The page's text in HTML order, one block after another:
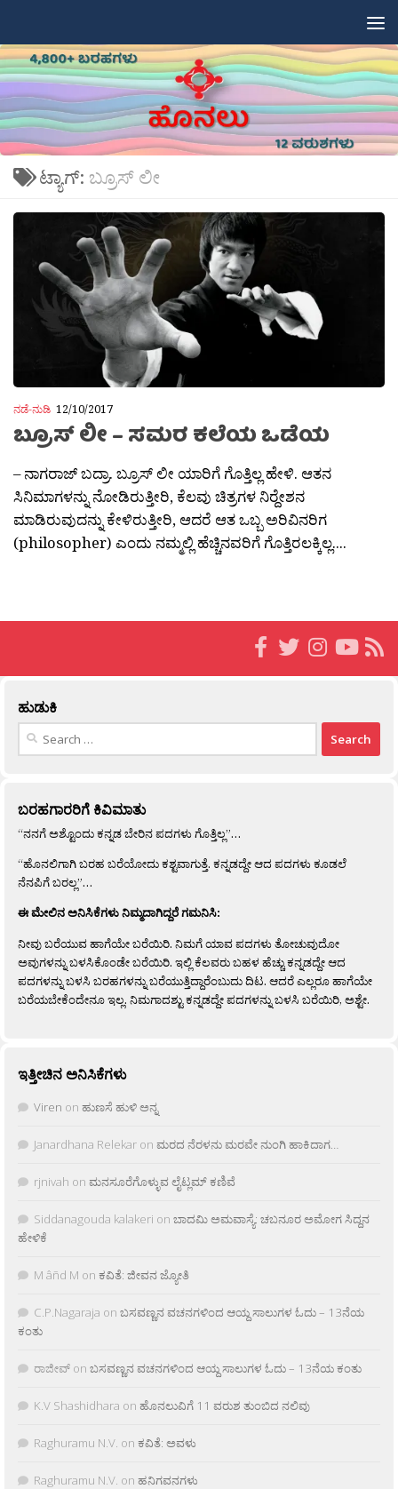
ಟ್ಯಾಗ್: ಬ್ರೂಸ್ ಲೀ
ನಡೆ-ನುಡಿ 12/10/2017
ಬ್ರೂಸ್ ಲೀ – ಸಮರ ಕಲೆಯ ಒಡೆಯ
– ನಾಗರಾಜ್ ಬದ್ರಾ. ಬ್ರೂಸ್ ಲೀ ಯಾರಿಗೆ ಗೊತ್ತಿಲ್ಲ ಹೇಳಿ. ಆತನ
ಸಿನಿಮಾಗಳನ್ನು ನೋಡಿರುತ್ತೀರಿ, ಕೆಲವು ಚಿತ್ರಗಳ ನಿರ‍್ದೇಶನ
ಮಾಡಿರುವುದನ್ನು ಕೇಳಿರುತ್ತೀರಿ, ಆದರೆ ಆತ ಒಬ್ಬ ಅರಿವಿನರಿಗ
(philosopher) ಎಂದು ನಮ್ಮಲ್ಲಿ ಹೆಚ್ಚಿನವರಿಗೆ ಗೊತ್ತಿರಲಕ್ಕಿಲ್ಲ....
ಹುಡುಕಿ
Search
ಬರಹಗಾರರಿಗೆ ಕಿವಿಮಾತು
“ನನಗೆ ಅಶ್ಟೊಂದು ಕನ್ನಡ ಬೇರಿನ ಪದಗಳು ಗೊತ್ತಿಲ್ಲ”…
“ಹೊನಲಿಗಾಗಿ ಬರಹ ಬರೆಯೋದು ಕಶ್ಟವಾಗುತ್ತೆ. ಕನ್ನಡದ್ದೇ ಆದ ಪದಗಳು ಕೂಡಲೆ
ನೆನಪಿಗೆ ಬರಲ್ಲ”…
ಈ ಮೇಲಿನ ಅನಿಸಿಕೆಗಳು ನಿಮ್ಮದಾಗಿದ್ದರೆ ಗಮನಿಸಿ:
ನೀವು ಬರೆಯುವ ಹಾಗೆಯೇ ಬರೆಯಿರಿ. ನಿಮಗೆ ಯಾವ ಪದಗಳು ತೋಚುವುದೋ
ಅವುಗಳನ್ನು ಬಳಸಿಕೊಂಡೇ ಬರೆಯಿರಿ. ಇಲ್ಲಿ ಕೆಲವರು ಬಹಳ ಹೆಚ್ಚು ಕನ್ನಡದ್ದೇ ಆದ
ಪದಗಳನ್ನು ಬಳಸಿ ಬರಹಗಳನ್ನು ಬರೆಯುತ್ತಿದ್ದಾರೆಂಬುದು ದಿಟ. ಆದರೆ ಎಲ್ಲರೂ ಹಾಗೆಯೇ
ಬರೆಯಬೇಕೆಂದೇನೂ ಇಲ್ಲ. ನಿಮಗಾದಶ್ಟು ಕನ್ನಡದ್ದೇ ಪದಗಳನ್ನು ಬಳಸಿ ಬರೆಯಿರಿ, ಅಶ್ಟೇ.
ಇತ್ತೀಚಿನ ಅನಿಸಿಕೆಗಳು
Viren on ಹುಣಸೆ ಹುಳಿ ಅನ್ನ
Janardhana Relekar on ಮರದ ನೆರಳನು ಮರವೇ ನುಂಗಿ ಹಾಕಿದಾಗ…
rjnivah on ಮನಸೂರೆಗೊಳ್ಳುವ ಲೈಟ್ಲಮ್ ಕಣಿವೆ
Siddanagouda kalakeri on ಬಾದಮಿ ಅಮವಾಸ್ಯೆ: ಚಬನೂರ ಅಮೋಗ ಸಿದ್ದನ
ಹೇಳಿಕೆ
M âñd M on ಕವಿತೆ: ಜೀವನ ಜ್ಯೋತಿ
C.P.Nagaraja on ಬಸವಣ್ಣನ ವಚನಗಳಿಂದ ಆಯ್ದ ಸಾಲುಗಳ ಓದು – 13ನೆಯ
ಕಂತು
ರಾಜೀವ್ on ಬಸವಣ್ಣನ ವಚನಗಳಿಂದ ಆಯ್ದ ಸಾಲುಗಳ ಓದು – 13ನೆಯ ಕಂತು
K.V Shashidhara on ಹೊನಲುವಿಗೆ 11 ವರುಶ ತುಂಬಿದ ನಲಿವು
Raghuramu N.V. on ಕವಿತೆ: ಅವಳು
Raghuramu N.V. on ಹನಿಗವನಗಳು